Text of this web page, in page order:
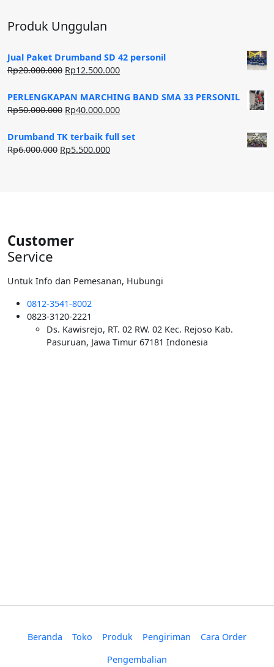
Produk Unggulan
Jual Paket Drumband SD 42 personil
Rp20.000.000 Harga
adalah:
Rp20.000.000.
Rp12.500.000Harga
ini
adalah:
PERLENGKAPAN MARCHING BAND SMA 33 PERSONIL
Rp50.000.000 Harga
adalah:
Rp50.000.000.
Rp40.000.000Harga
ini
Drumband TK terbaik full set
Rp6.000.000 Harga
Rp5.500.000Harga
Customer
Service
Untuk Info dan Pemesanan, Hubungi
0812-3541-8002
0823-3120-2221
Ds. Kawisrejo, RT. 02 RW. 02 Kec. Rejoso Kab.
Pasuruan, Jawa Timur 67181 Indonesia
Beranda Toko Produk Pengiriman
Cara Order
Pengembalian